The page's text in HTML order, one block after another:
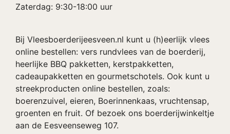
Zaterdag: 9:30-18:00 uur
Bij Vleesboerderijeesveen.nl kunt u (h)eerlijk vlees
online bestellen: vers rundvlees van de boerderij,
heerlijke BBQ pakketten, kerstpakketten,
cadeaupakketten en gourmetschotels. Ook kunt u
streekproducten online bestellen, zoals:
boerenzuivel, eieren, Boerinnenkaas, vruchtensap,
groenten en fruit. Of bezoek ons boerderijwinkeltje
aan de Eesveenseweg 107.